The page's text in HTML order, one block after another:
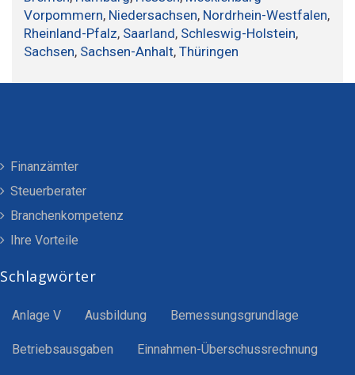
Vorpommern, Niedersachsen, Nordrhein-Westfalen,
Rheinland-Pfalz, Saarland, Schleswig-Holstein,
Sachsen, Sachsen-Anhalt, Thüringen
Finanzämter
Steuerberater
Branchenkompetenz
Ihre Vorteile
Schlagwörter
Anlage V Ausbildung Bemessungsgrundlage
Betriebsausgaben Einnahmen-Überschussrechnung